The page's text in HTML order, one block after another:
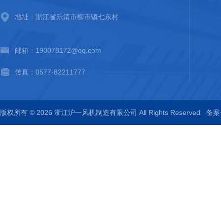
地址：浙江省乐清市柳市镇七东村
邮箱：190078172@qq.com
传真：0577-82211777
版权所有 © 2026 浙江沪一风机制造有限公司 All Rights Reserved 备